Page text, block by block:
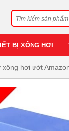
BỊ XÔNG HƠI
xông hơi ướt